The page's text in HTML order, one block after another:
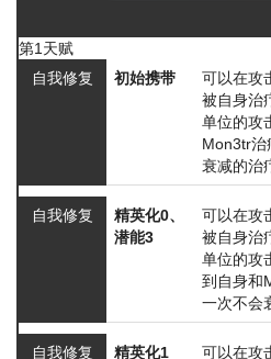
第1天赋
自我修复
初始携带
可以在攻
被自身治
单位的攻
Mon3tr治
衰减的治
自我修复
精英化0、
潜能3
可以在攻
被自身治
单位的攻
到自身和
一次不会
自我修复 精英化1
可以在攻